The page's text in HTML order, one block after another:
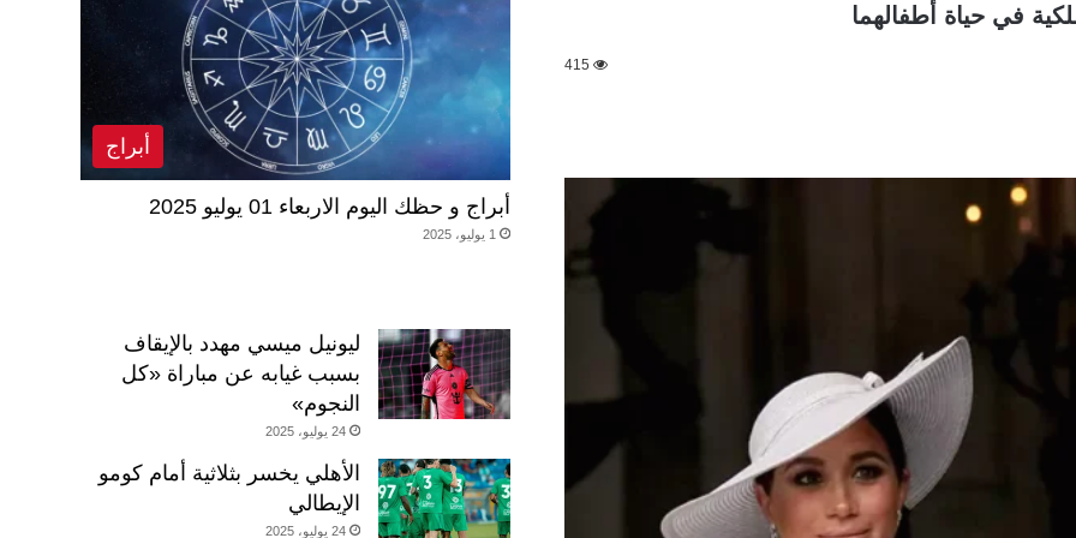
في حياة أطفالهما
415
أبراج
أبراج و حظك اليوم الاربعاء 01 يوليو 2025
1 يوليو، 2025
ليونيل ميسي مهدد بالإيقاف
بسبب غيابه عن مباراة «كل
النجوم»
24 يوليو، 2025
الأهلي يخسر بثلاثية أمام كومو
الإيطالي
24 يوليو، 2025